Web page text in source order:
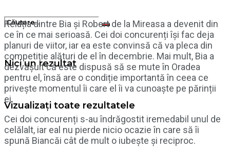
Nici un rezultat
Vizualizați toate rezultatele
Relația dintre Bia și Robert de la Mireasa a devenit din
ce în ce mai serioasă. Cei doi concurenți își fac deja
planuri de viitor, iar ea este convinsă că va pleca din
competiție alături de el în decembrie. Mai mult, Bia a
dezvășuit că este dispusă să se mute în Oradea
pentru el, însă are o condiție importantă în ceea ce
privește momentul îi care el îi va cunoaște pe părinții
ei.
Cei doi concurenți s-au îndrăgostit iremedabil unul de
celălalt, iar eal nu pierde nicio ocazie în care să îi
spună Biancăi cât de mult o iubește și reciproc.